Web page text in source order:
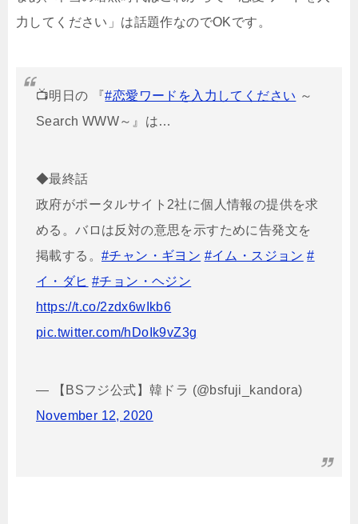
力してください」は話題作なのでOKです。
📺明日の 『#恋愛ワードを入力してください ～
Search WWW～』は…
◆最終話
政府がポータルサイト2社に個人情報の提供を求
める。バロは反対の意思を示すために告発文を
掲載する。 #チャン・ギヨン #イム・スジョン #
イ・ダヒ #チョン・ヘジン
https://t.co/2zdx6wIkb6
pic.twitter.com/hDoIk9vZ3g
— 【BSフジ公式】韓ドラ (@bsfuji_kandora)
November 12, 2020